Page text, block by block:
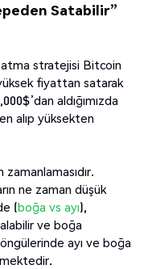
Satabilir”
stratejisi Bitcoin
fiyattan satarak
aldığımızda
alıp yüksekten
ne zaman düşük
(boğa vs ayı),
ve boğa
ayı ve boğa